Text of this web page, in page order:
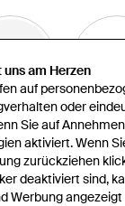
am Herzen
auf
oder
Sie auf
aktiviert. Wenn
zurückziehen
deaktiviert sind,
Werbung
am Herzen
auf
oder
Sie auf
aktiviert. Wenn
zurückziehen
deaktiviert sind,
Werbung
Alberto